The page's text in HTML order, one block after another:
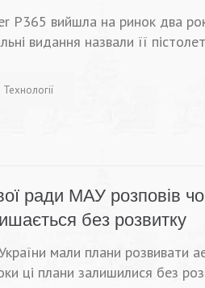
P365 вийшла на ринок два
видання назвали її
Технології
ради МАУ розповів
без розвитку
України мали плани розвивати
ці плани залишилися без